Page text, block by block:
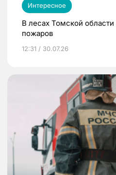
Интересное
В лесах Томской области
пожаров
12:31 / 30.07.26